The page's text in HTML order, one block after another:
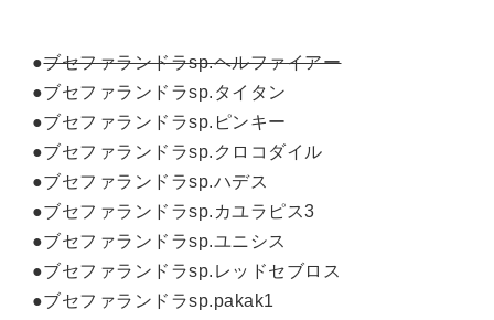
●ブセファランドラsp.ヘルファイアー
●ブセファランドラsp.タイタン
●ブセファランドラsp.ピンキー
●ブセファランドラsp.クロコダイル
●ブセファランドラsp.ハデス
●ブセファランドラsp.カユラピス3
●ブセファランドラsp.ユニシス
●ブセファランドラsp.レッドセブロス
●ブセファランドラsp.pakak1